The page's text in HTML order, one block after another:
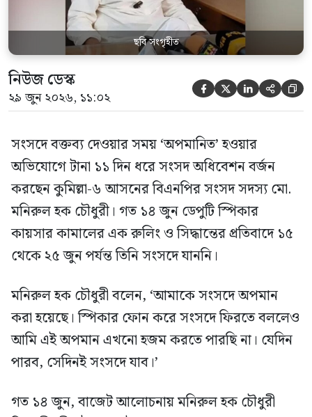
ছবি সংগৃহীত
নিউজ ডেস্ক
২৯ জুন ২০২৬, ১১:০২     
সংসদে বক্তব্য দেওয়ার সময় ‘অপমানিত’ হওয়ার
অভিযোগে টানা ১১ দিন ধরে সংসদ অধিবেশন বর্জন
করছেন কুমিল্লা-৬ আসনের বিএনপির সংসদ সদস্য মো.
মনিরুল হক চৌধুরী। গত ১৪ জুন ডেপুটি স্পিকার
কায়সার কামালের এক রুলিং ও সিদ্ধান্তের প্রতিবাদে ১৫
থেকে ২৫ জুন পর্যন্ত তিনি সংসদে যাননি।
মনিরুল হক চৌধুরী বলেন, ‘আমাকে সংসদে অপমান
করা হয়েছে। স্পিকার ফোন করে সংসদে ফিরতে বললেও
আমি এই অপমান এখনো হজম করতে পারছি না। যেদিন
পারব, সেদিনই সংসদে যাব।’
গত ১৪ জুন, বাজেট আলোচনায় মনিরুল হক চৌধুরী